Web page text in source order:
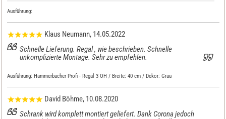
Ausführung:
Klaus Neumann, 14.05.2022
Schnelle Lieferung. Regal , wie beschrieben. Schnelle
unkomplizierte Montage. Sehr zu empfehlen.
Ausführung: Hammerbacher Profi - Regal 3 OH / Breite: 40 cm / Dekor: Grau
David Böhme, 10.08.2020
Schrank wird komplett montiert geliefert. Dank Corona jedoch